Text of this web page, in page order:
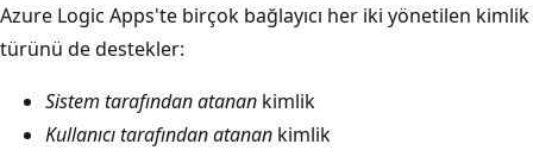
Azure Logic Apps'te birçok bağlayıcı her iki yönetilen kimlik
türünü de destekler:
Sistem tarafından atanan kimlik
Kullanıcı tarafından atanan kimlik